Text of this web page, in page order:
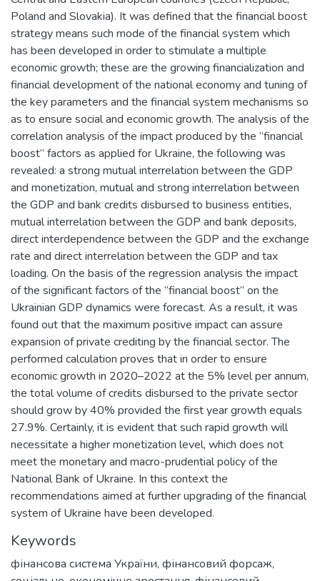
Poland and Slovakia). It was defined that the financial boost
strategy means such mode of the financial system which
has been developed in order to stimulate a multiple
economic growth; these are the growing financialization and
financial development of the national economy and tuning of
the key parameters and the financial system mechanisms so
as to ensure social and economic growth. The analysis of the
correlation analysis of the impact produced by the “financial
boost” factors as applied for Ukraine, the following was
revealed: a strong mutual interrelation between the GDP
and monetization, mutual and strong interrelation between
the GDP and bank credits disbursed to business entities,
mutual interrelation between the GDP and bank deposits,
direct interdependence between the GDP and the exchange
rate and direct interrelation between the GDP and tax
loading. On the basis of the regression analysis the impact
of the significant factors of the “financial boost” on the
Ukrainian GDP dynamics were forecast. As a result, it was
found out that the maximum positive impact can assure
expansion of private crediting by the financial sector. The
performed calculation proves that in order to ensure
economic growth in 2020–2022 at the 5% level per annum,
the total volume of credits disbursed to the private sector
should grow by 40% provided the first year growth equals
27.9%. Certainly, it is evident that such rapid growth will
necessitate a higher monetization level, which does not
meet the monetary and macro-prudential policy of the
National Bank of Ukraine. In this context the
recommendations aimed at further upgrading of the financial
system of Ukraine have been developed.
Keywords
фінансова система України, фінансовий форсаж,